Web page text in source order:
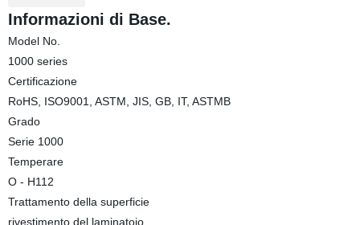
Informazioni di Base.
Model No.
1000 series
Certificazione
RoHS, ISO9001, ASTM, JIS, GB, IT, ASTMB
Grado
Serie 1000
Temperare
O - H112
Trattamento della superficie
rivestimento del laminatoio